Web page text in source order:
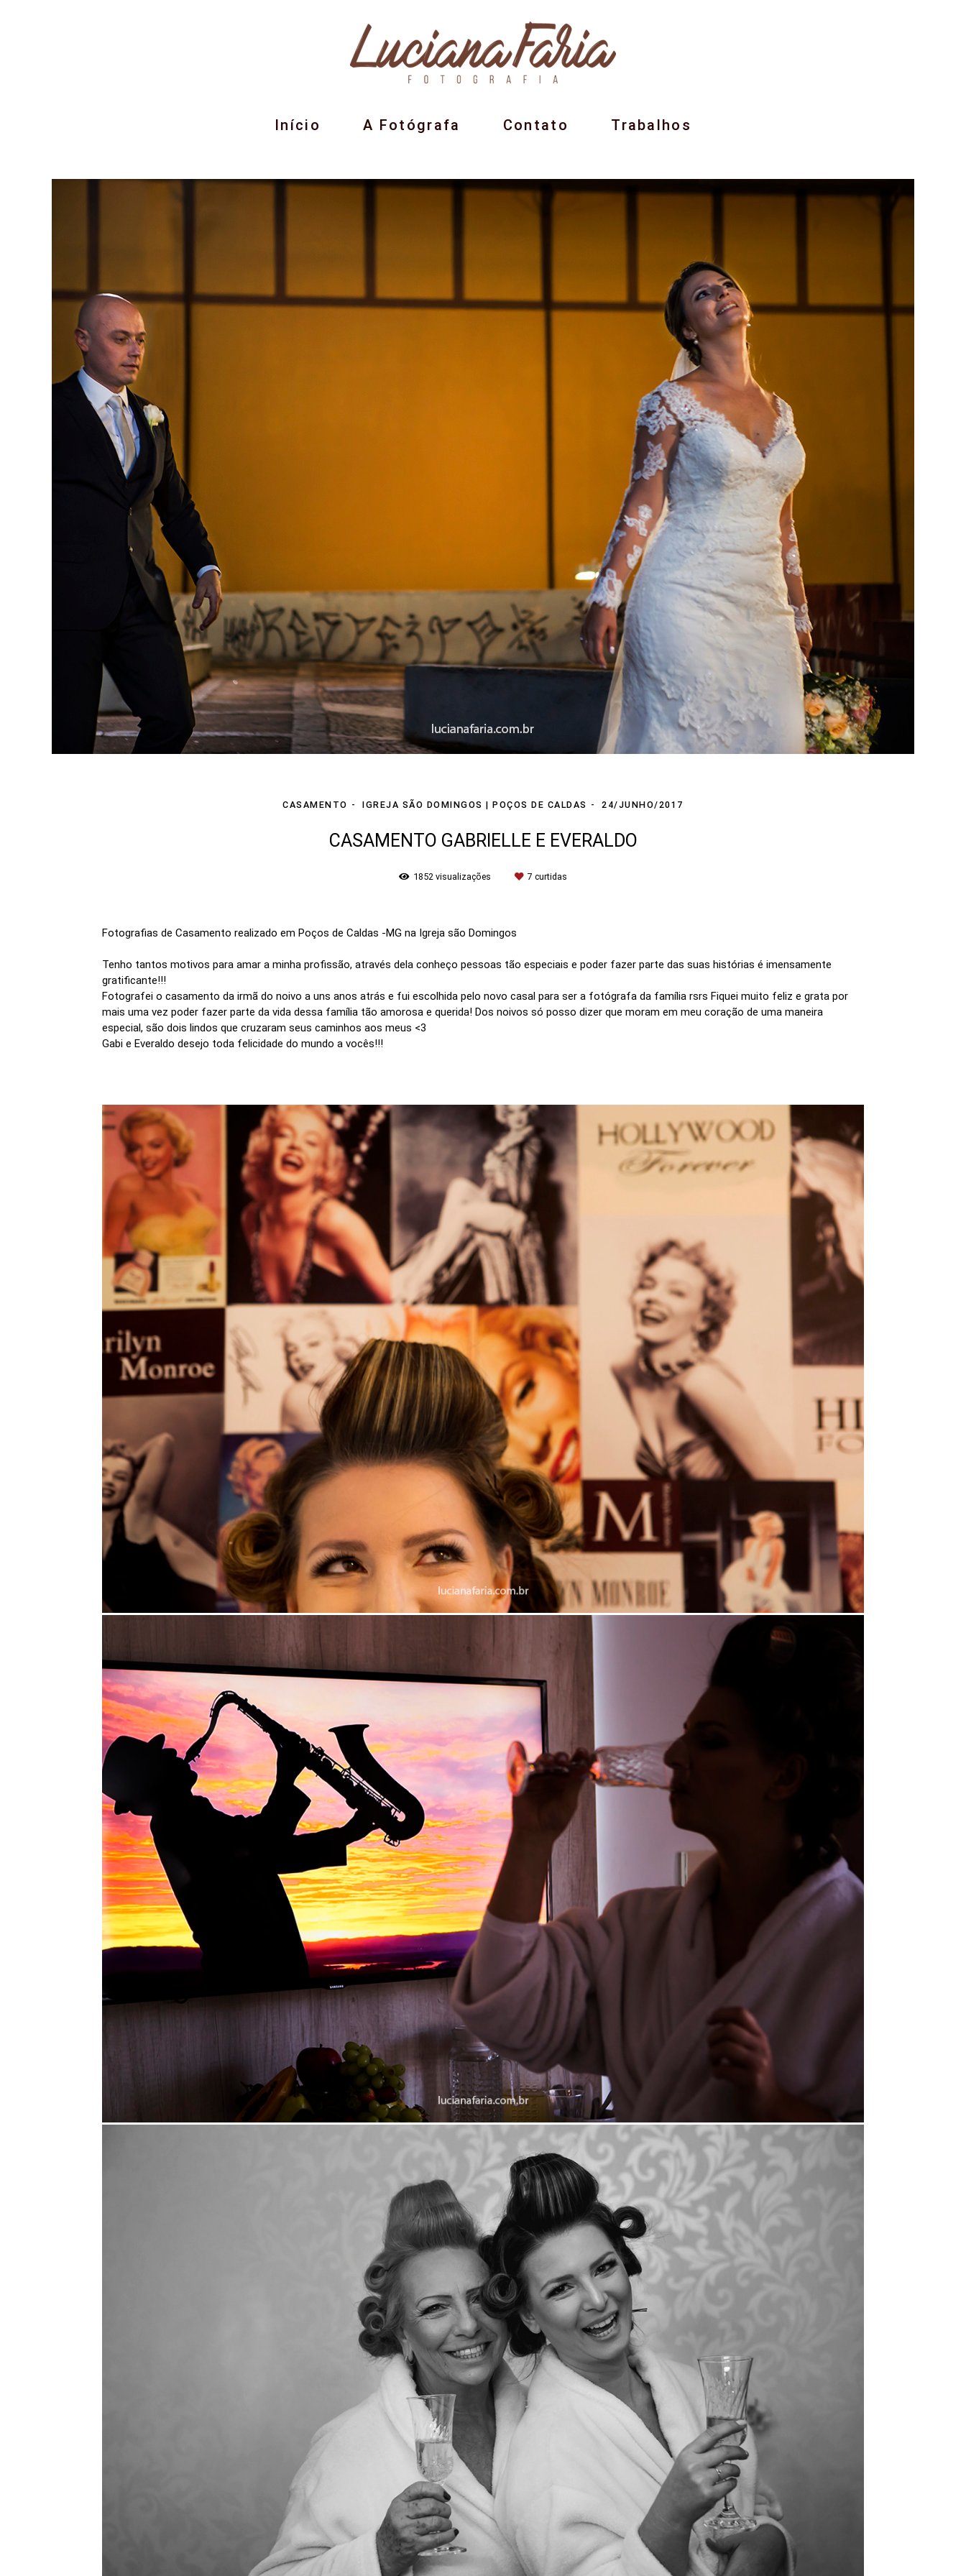
Início A Fotógrafa Contato Trabalhos
CASAMENTO IGREJA SÃO DOMINGOS | POÇOS DE CALDAS 24/JUNHO/2017
CASAMENTO GABRIELLE E EVERALDO
1852 visualizações 7 curtidas
Fotografias de Casamento realizado em Poços de Caldas -MG na Igreja são Domingos
Tenho tantos motivos para amar a minha profissão, através dela conheço pessoas tão especiais e poder fazer parte das suas histórias é imensamente
gratificante!!!
Fotografei o casamento da irmã do noivo a uns anos atrás e fui escolhida pelo novo casal para ser a fotógrafa da família rsrs Fiquei muito feliz e grata por
mais uma vez poder fazer parte da vida dessa família tão amorosa e querida! Dos noivos só posso dizer que moram em meu coração de uma maneira
especial, são dois lindos que cruzaram seus caminhos aos meus <3
Gabi e Everaldo desejo toda felicidade do mundo a vocês!!!